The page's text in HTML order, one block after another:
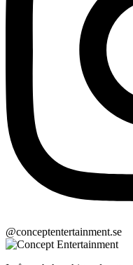
@conceptentertainment.se